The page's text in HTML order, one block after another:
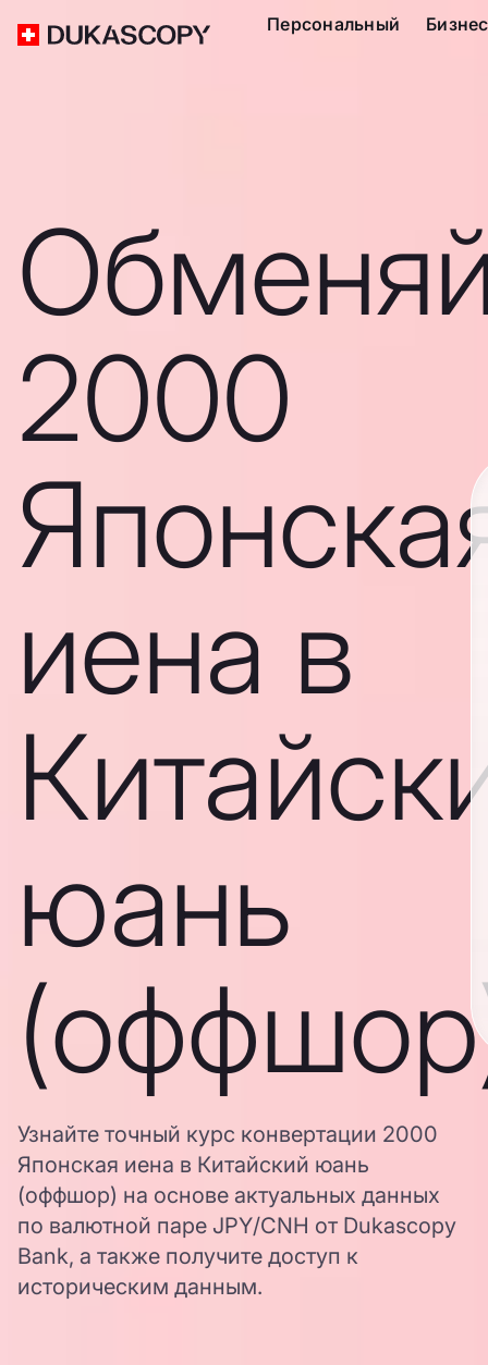
Персональный Бизнес
2000
иена в
юань
Узнайте точный курс конвертации 2000
Японская иена в Китайский юань
(оффшор) на основе актуальных данных
по валютной паре JPY/CNH от Dukascopy
Bank, а также получите доступ к
историческим данным.